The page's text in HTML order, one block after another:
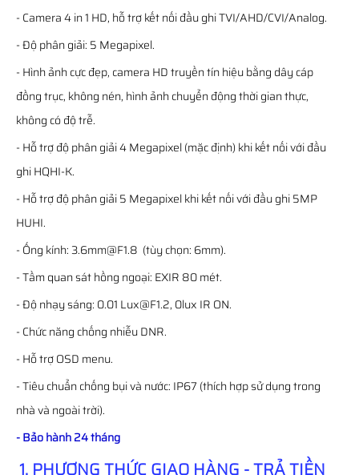
- Camera 4 in 1 HD, hỗ trợ kết nối đầu ghi TVI/AHD/CVI/Analog.
- Độ phân giải: 5 Megapixel.
- Hình ảnh cực đẹp, camera HD truyền tín hiệu bằng dây cáp
đồng trục, không nén, hình ảnh chuyển động thời gian thực,
không có độ trễ.
- Hỗ trợ độ phân giải 4 Megapixel (mặc định) khi kết nối với đầu
ghi HQHI-K.
- Hỗ trợ độ phân giải 5 Megapixel khi kết nối với đầu ghi 5MP
HUHI.
- Ống kính: 3.6mm@F1.8 (tùy chọn: 6mm).
- Tầm quan sát hồng ngoại: EXIR 80 mét.
- Độ nhạy sáng: 0.01 Lux@F1.2, 0lux IR ON.
- Chức năng chống nhiễu DNR.
- Hỗ trợ OSD menu.
- Tiêu chuẩn chống bụi và nước: IP67 (thích hợp sử dụng trong
nhà và ngoài trời).
- Bảo hành 24 tháng
1. PHƯƠNG THỨC GIAO HÀNG - TRẢ TIỀN